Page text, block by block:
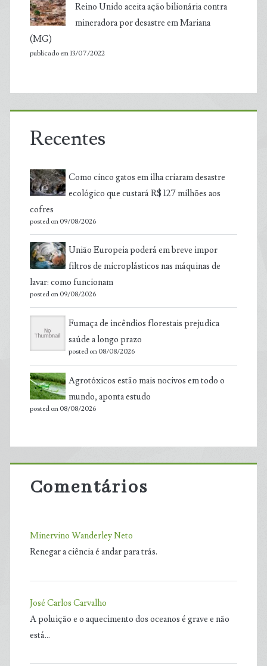
Reino Unido aceita ação bilionária contra
mineradora por desastre em Mariana
(MG)
publicado em 13/07/2022
Recentes
Como cinco gatos em ilha criaram desastre
ecológico que custará R$ 127 milhões aos
cofres
posted on 09/08/2026
União Europeia poderá em breve impor
filtros de microplásticos nas máquinas de
lavar: como funcionam
posted on 09/08/2026
Fumaça de incêndios florestais prejudica
saúde a longo prazo
posted on 08/08/2026
Agrotóxicos estão mais nocivos em todo o
mundo, aponta estudo
posted on 08/08/2026
Comentários
Minervino Wanderley Neto
Renegar a ciência é andar para trás.
José Carlos Carvalho
A poluição e o aquecimento dos oceanos é grave e não
está…